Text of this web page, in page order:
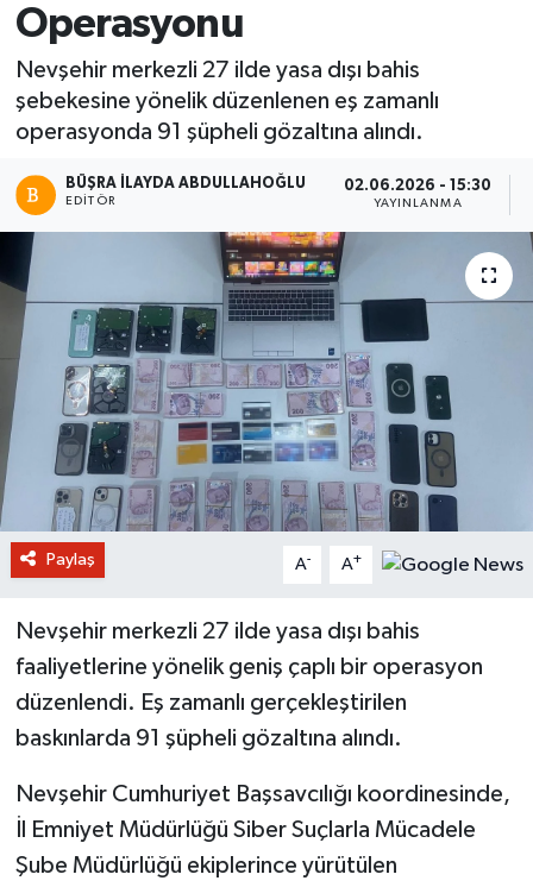
Operasyonu
Nevşehir merkezli 27 ilde yasa dışı bahis
şebekesine yönelik düzenlenen eş zamanlı
operasyonda 91 şüpheli gözaltına alındı.
BÜŞRA İLAYDA ABDULLAHOĞLU
EDITÖR
02.06.2026 - 15:30
YAYINLANMA
Paylaş A- A+
Nevşehir merkezli 27 ilde yasa dışı bahis
faaliyetlerine yönelik geniş çaplı bir operasyon
düzenlendi. Eş zamanlı gerçekleştirilen
baskınlarda 91 şüpheli gözaltına alındı.
Nevşehir Cumhuriyet Başsavcılığı koordinesinde,
İl Emniyet Müdürlüğü Siber Suçlarla Mücadele
Şube Müdürlüğü ekiplerince yürütülen